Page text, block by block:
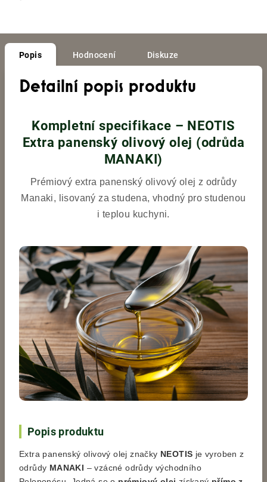
Popis Hodnocení Diskuze
Detailní popis produktu
Kompletní specifikace – NEOTIS
Extra panenský olivový olej (odrůda
MANAKI)
Prémiový extra panenský olivový olej z odrůdy
Manaki, lisovaný za studena, vhodný pro studenou
i teplou kuchyni.
Popis produktu
Extra panenský olivový olej značky NEOTIS je vyroben z
odrůdy MANAKI – vzácné odrůdy východního